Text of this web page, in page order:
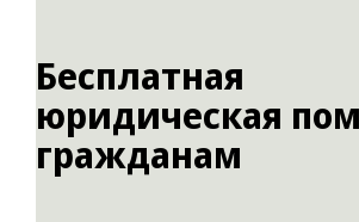
Бесплатная
юридическая
гражданам